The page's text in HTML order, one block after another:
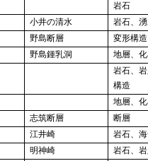
岩石
小井の清水
岩石、
野島断層
変形構造
野島鍾乳洞
地層、
岩石、
構造
地層、
志筑断層
断層
江井崎
岩石、
明神崎
岩石、